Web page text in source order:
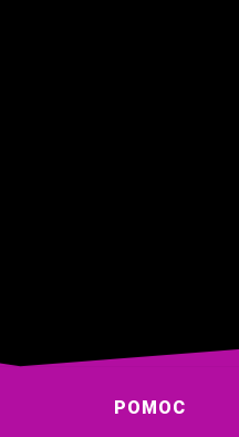
POMOC